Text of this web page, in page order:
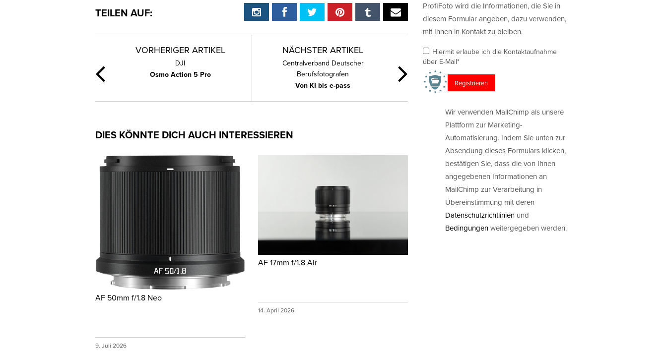
TEILEN AUF:
VORHERIGER ARTIKEL
DJI
Osmo Action 5 Pro
NÄCHSTER ARTIKEL
Centralverband Deutscher
Berufsfotografen
Von KI bis e-pass
DIES KÖNNTE DICH AUCH INTERESSIEREN
AF 50mm f/1.8 Neo
9. Juli 2026
AF 17mm f/1.8 Air
14. April 2026
ProfiFoto wird die Informationen, die Sie in
diesem Formular angeben, dazu verwenden,
mit Ihnen in Kontakt zu bleiben.
Hiermit erlaube ich die Kontaktaufnahme
über E-Mail*
Wir verwenden MailChimp als unsere
Plattform zur Marketing-
Automatisierung. Indem Sie unten zur
Absendung dieses Formulars klicken,
bestätigen Sie, dass die von Ihnen
angegebenen Informationen an
MailChimp zur Verarbeitung in
Übereinstimmung mit deren
Datenschutzrichtlinien und
Bedingungenweitergegeben werden.